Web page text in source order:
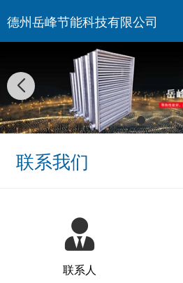
德州岳峰节能科技有限公司
联系我们
联系人